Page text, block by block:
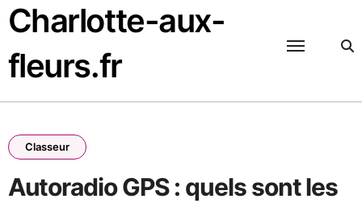
Charlotte-aux-
fleurs.fr
Classeur
Autoradio GPS : quels sont les